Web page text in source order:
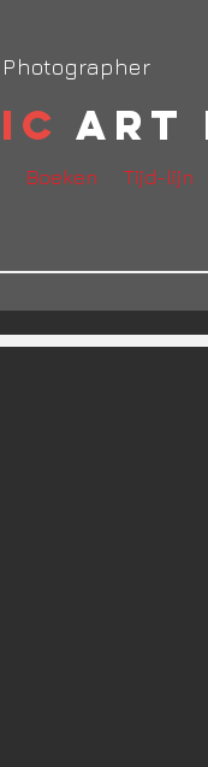
Art
Boeken Tijd-lijn